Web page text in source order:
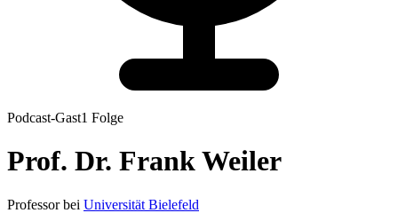
Podcast-Gast1 Folge
Prof. Dr. FrankWeiler
Professorbei Universität Bielefeld